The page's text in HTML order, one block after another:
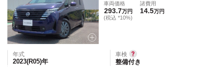
車両価格
293.7万円
(税込 *10%)
諸費用
14.5万円
年式
2023(R05)年
車検
整備付き